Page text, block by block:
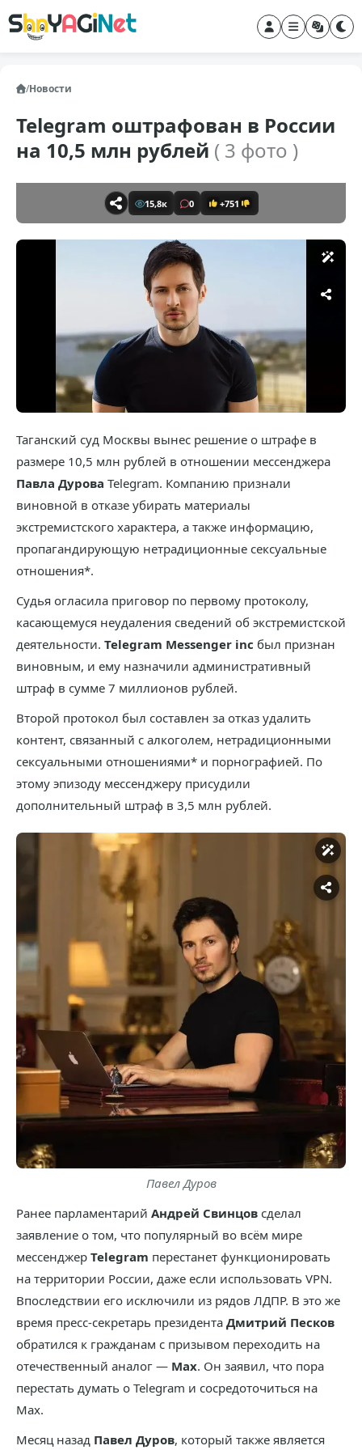
/Новости
Telegram оштрафован в России
на 10,5 млн рублей ( 3 фото )
15,8к 0 +751
Таганский суд Москвы вынес решение о штрафе в
размере 10,5 млн рублей в отношении мессенджера
Павла Дурова Telegram. Компанию признали
виновной в отказе убирать материалы
экстремистского характера, а также информацию,
пропагандирующую нетрадиционные сексуальные
отношения*.
Судья огласила приговор по первому протоколу,
касающемуся неудаления сведений об экстремистской
деятельности. Telegram Messenger inc был признан
виновным, и ему назначили административный
штраф в сумме 7 миллионов рублей.
Второй протокол был составлен за отказ удалить
контент, связанный с алкоголем, нетрадиционными
сексуальными отношениями* и порнографией. По
этому эпизоду мессенджеру присудили
дополнительный штраф в 3,5 млн рублей.
Павел Дуров
Ранее парламентарий Андрей Свинцов сделал
заявление о том, что популярный во всём мире
мессенджер Telegram перестанет функционировать
на территории России, даже если использовать VPN.
Впоследствии его исключили из рядов ЛДПР. В это же
время пресс-секретарь президента Дмитрий Песков
обратился к гражданам с призывом переходить на
отечественный аналог — Max. Он заявил, что пора
перестать думать о Telegram и сосредоточиться на
Max.
Месяц назад Павел Дуров, который также является